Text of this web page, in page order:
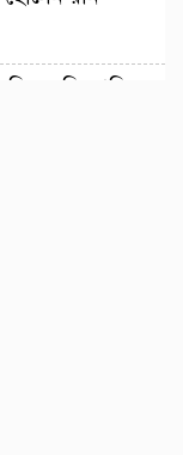
মুন্সি ছাবির